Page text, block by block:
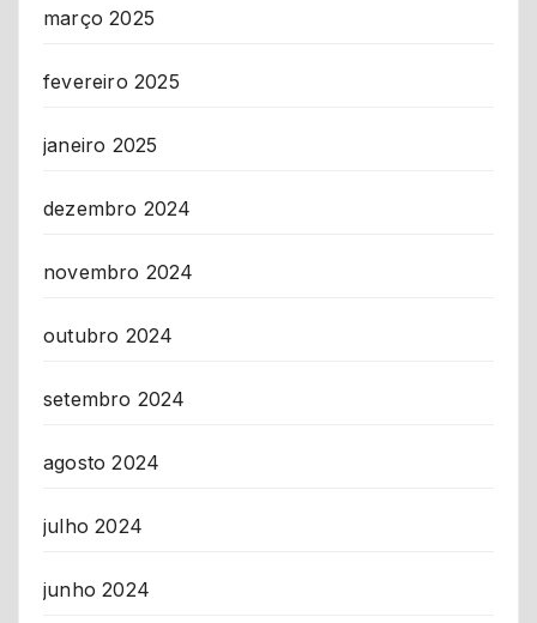
março 2025
fevereiro 2025
janeiro 2025
dezembro 2024
novembro 2024
outubro 2024
setembro 2024
agosto 2024
julho 2024
junho 2024